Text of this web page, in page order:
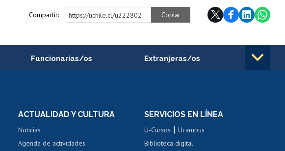
Compartir: https://uchile.cl/u222802 Copiar
Funcionarias/os
Portal de movilidad interna
Certificado de renta
Certificado de renta
Extranjeras/os
Movilidad Estudiantil
Cursos de español
ACTUALIDAD Y CULTURA
Noticias
Agenda de actividades
SERVICIOS EN LÍNEA
U-Cursos |Ucampus
Biblioteca digital